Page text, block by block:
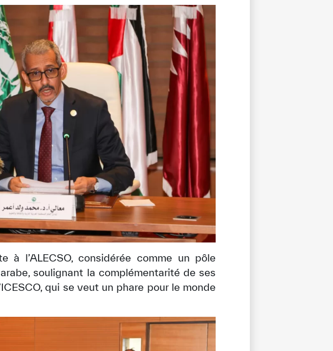
Extremely Satisfied
l’ALECSO, considérée comme un pôle
soulignant la complémentarité de ses
qui se veut un phare pour le monde